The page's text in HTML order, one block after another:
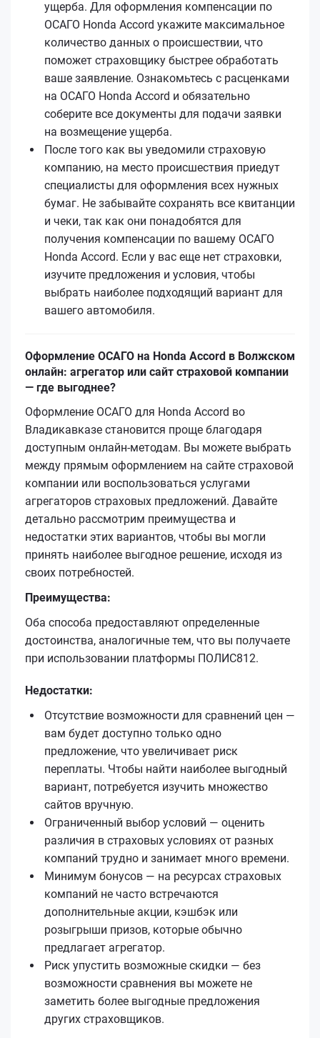
ущерба. Для оформления компенсации по
ОСАГО Honda Accord укажите максимальное
количество данных о происшествии, что
поможет страховщику быстрее обработать
ваше заявление. Ознакомьтесь с расценками
на ОСАГО Honda Accord и обязательно
соберите все документы для подачи заявки
на возмещение ущерба.
После того как вы уведомили страховую
компанию, на место происшествия приедут
специалисты для оформления всех нужных
бумаг. Не забывайте сохранять все квитанции
и чеки, так как они понадобятся для
получения компенсации по вашему ОСАГО
Honda Accord. Если у вас еще нет страховки,
изучите предложения и условия, чтобы
выбрать наиболее подходящий вариант для
вашего автомобиля.
Оформление ОСАГО на Honda Accord в Волжском
онлайн: агрегатор или сайт страховой компании
— где выгоднее?
Оформление ОСАГО для Honda Accord во
Владикавказе становится проще благодаря
доступным онлайн-методам. Вы можете выбрать
между прямым оформлением на сайте страховой
компании или воспользоваться услугами
агрегаторов страховых предложений. Давайте
детально рассмотрим преимущества и
недостатки этих вариантов, чтобы вы могли
принять наиболее выгодное решение, исходя из
своих потребностей.
Преимущества:
Оба способа предоставляют определенные
достоинства, аналогичные тем, что вы получаете
при использовании платформы ПОЛИС812.
Недостатки:
Отсутствие возможности для сравнений цен —
вам будет доступно только одно
предложение, что увеличивает риск
переплаты. Чтобы найти наиболее выгодный
вариант, потребуется изучить множество
сайтов вручную.
Ограниченный выбор условий — оценить
различия в страховых условиях от разных
компаний трудно и занимает много времени.
Минимум бонусов — на ресурсах страховых
компаний не часто встречаются
дополнительные акции, кэшбэк или
розыгрыши призов, которые обычно
предлагает агрегатор.
Риск упустить возможные скидки — без
возможности сравнения вы можете не
заметить более выгодные предложения
других страховщиков.